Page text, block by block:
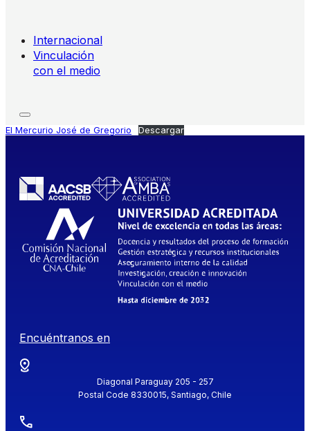
Internacional
Vinculación
con el medio
El Mercurio José de Gregorio Descargar
Encuéntranos en
Diagonal Paraguay 205 - 257
Postal Code 8330015, Santiago, Chile